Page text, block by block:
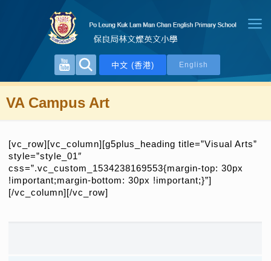
中文 (香港) English
VA Campus Art
[vc_row][vc_column][g5plus_heading title=”Visual Arts”
style=”style_01″
css=”.vc_custom_1534238169553{margin-top: 30px
!important;margin-bottom: 30px !important;}”]
[/vc_column][/vc_row]